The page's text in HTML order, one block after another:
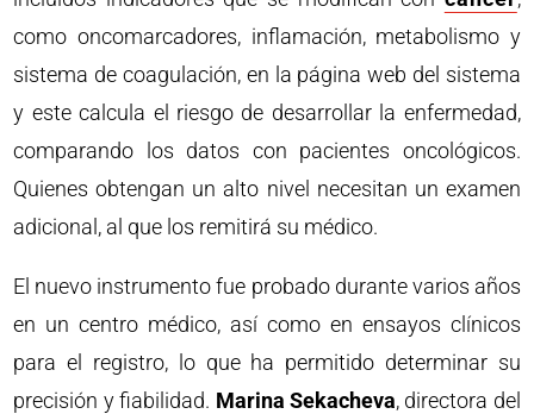
como oncomarcadores, inflamación, metabolismo y
sistema de coagulación, en la página web del sistema
y este calcula el riesgo de desarrollar la enfermedad,
comparando los datos con pacientes oncológicos.
Quienes obtengan un alto nivel necesitan un examen
adicional, al que los remitirá su médico.
El nuevo instrumento fue probado durante varios años
en un centro médico, así como en ensayos clínicos
para el registro, lo que ha permitido determinar su
precisión y fiabilidad. Marina Sekacheva, directora del